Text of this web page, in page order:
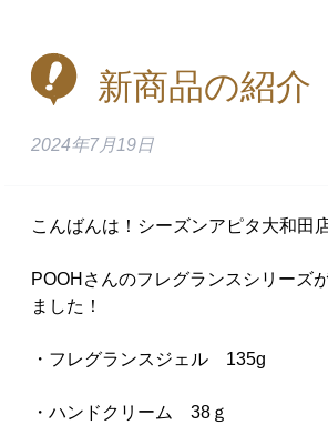
新商品の紹介
2024年7月19日
こんばんは！シーズンアピタ大和田
POOHさんのフレグランスシリーズ
ました！
・フレグランスジェル 135g
・ハンドクリーム 38ｇ